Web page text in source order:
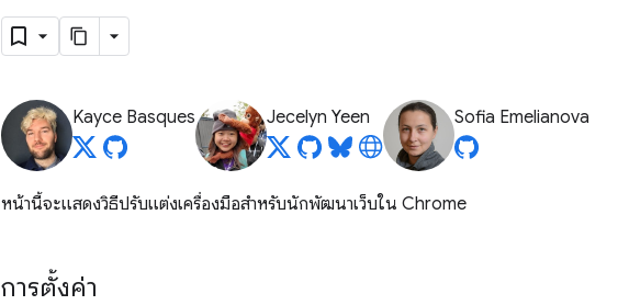
Kayce Basques Jecelyn Yeen Sofia Emelianova
หน้านี้จะแสดงวิธีปรับแต่งเครื่องมือสำหรับนักพัฒนาเว็บใน Chrome
การตั้งค่า